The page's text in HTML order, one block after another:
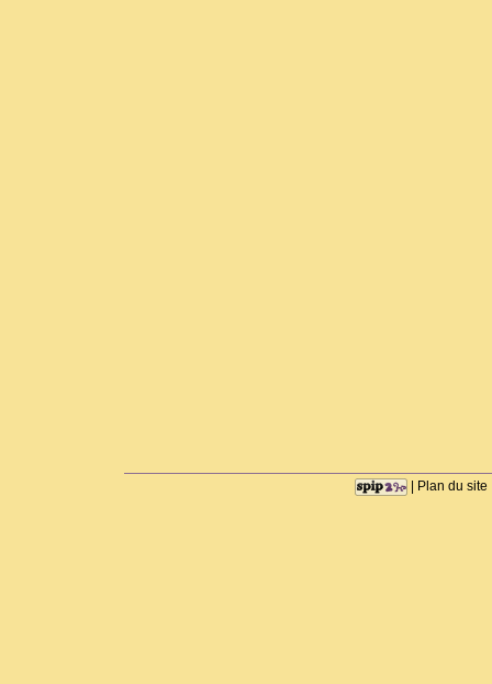
Plan du site